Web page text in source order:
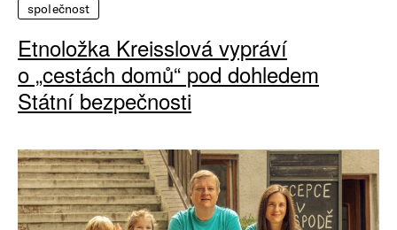
společnost
Etnoložka Kreisslová vypráví
o „cestách domů“ pod dohledem
Státní bezpečnosti